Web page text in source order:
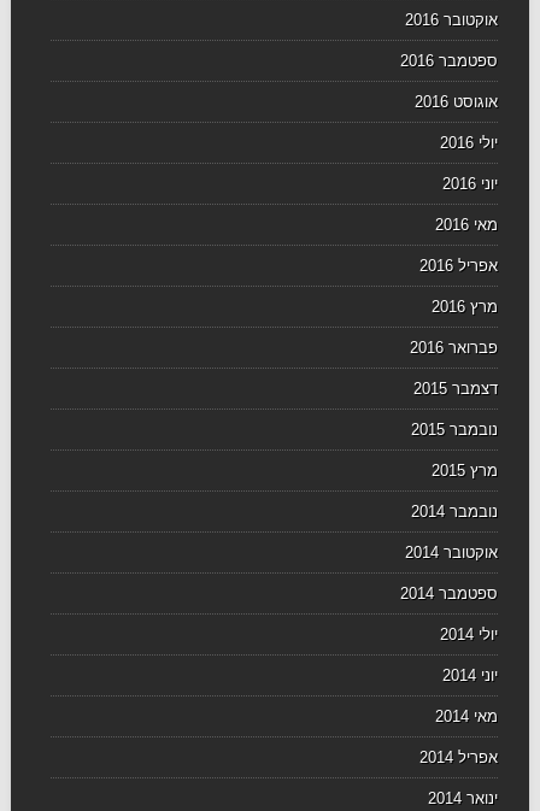
אוקטובר 2016
ספטמבר 2016
אוגוסט 2016
יולי 2016
יוני 2016
מאי 2016
אפריל 2016
מרץ 2016
פברואר 2016
דצמבר 2015
נובמבר 2015
מרץ 2015
נובמבר 2014
אוקטובר 2014
ספטמבר 2014
יולי 2014
יוני 2014
מאי 2014
אפריל 2014
ינואר 2014